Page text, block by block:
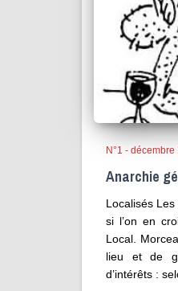
N°1 - décembre
Anarchie
Localisés
si l’on en
Local.
lieu et de
d’intérêts :